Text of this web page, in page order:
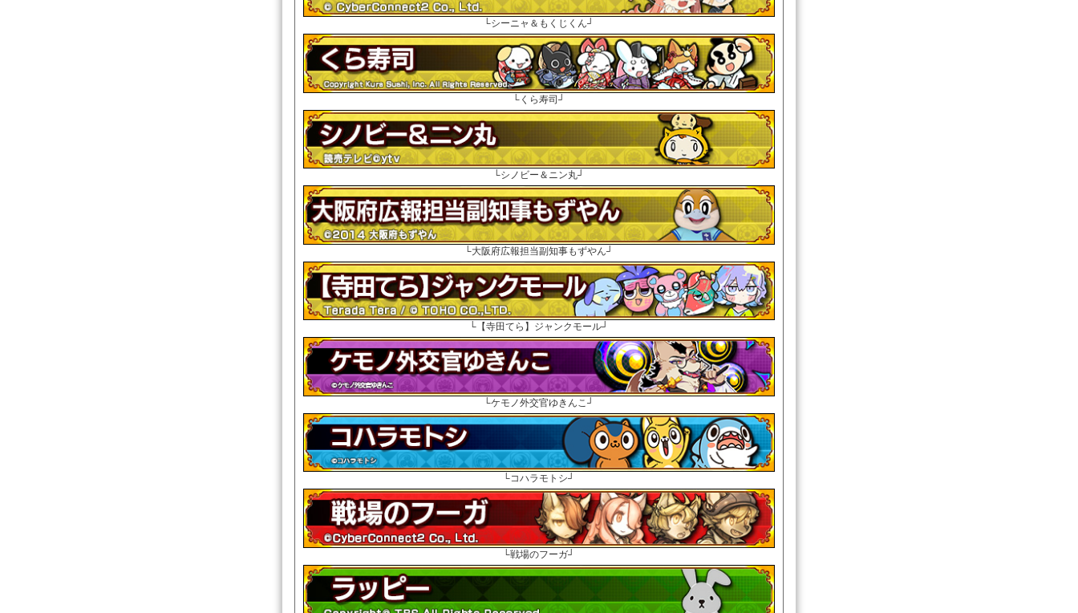
└シーニャ＆もくじくん┘
└くら寿司┘
└シノビー＆ニン丸┘
└大阪府広報担当副知事もずやん┘
└【寺田てら】ジャンクモール┘
└ケモノ外交官ゆきんこ┘
└コハラモトシ┘
└戦場のフーガ┘